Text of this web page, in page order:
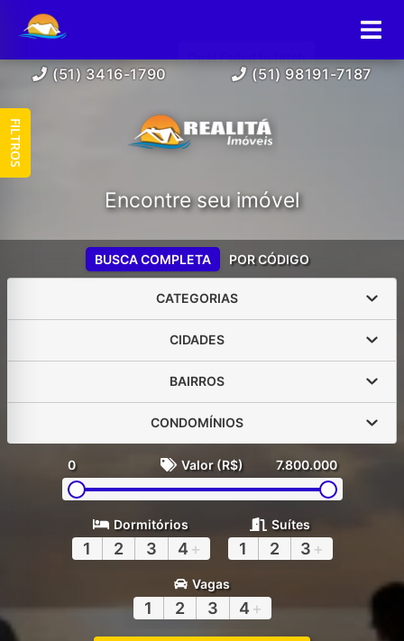
(51) 3416-1790 (51) 98191-7187
Encontre seu imóvel
BUSCA COMPLETA POR CÓDIGO
CATEGORIAS
CIDADES
BAIRROS
CONDOMÍNIOS
0 Valor (R$) 7.800.000
Dormitórios
1 2 3 4 +
Suítes
1 2 3 +
Vagas
1 2 3 4 +
FILTROS